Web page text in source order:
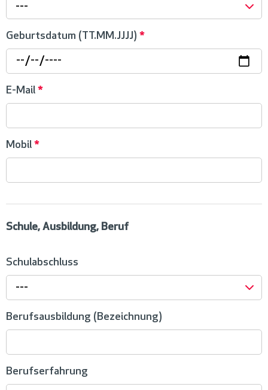
---
Geburtsdatum (TT.MM.JJJJ) *
E-Mail *
Mobil *
Schule, Ausbildung, Beruf
Schulabschluss
---
Berufsausbildung (Bezeichnung)
Berufserfahrung